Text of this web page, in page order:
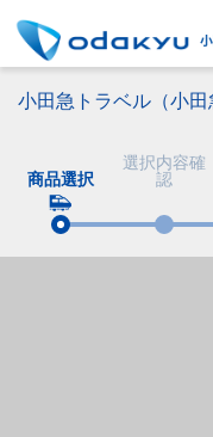
小田急トラベル（小田
商品選択
選択内容確
認